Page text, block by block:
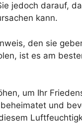
jedoch darauf,
kann.
den sie
ist es am
um Ihr
und